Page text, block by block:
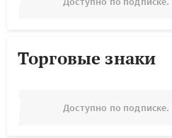
Торговые знаки
Доступно по подписке.